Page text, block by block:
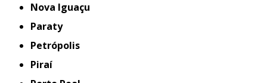
Nova Iguaçu
Paraty
Petrópolis
Piraí